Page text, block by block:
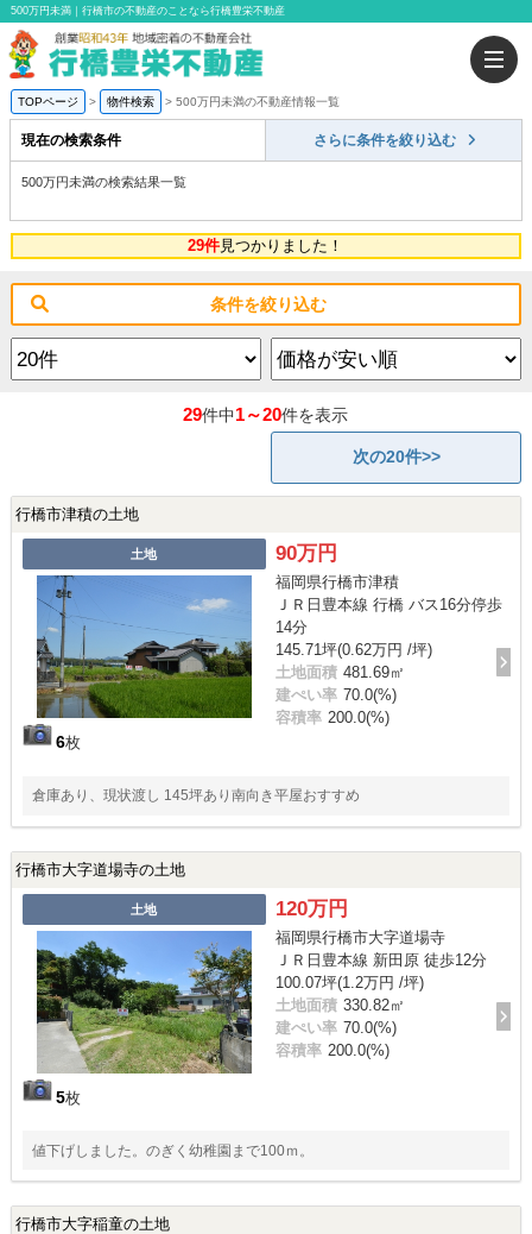
500万円未満｜行橋市の不動産のことなら行橋豊栄不動産
TOPページ 物件検索 500万円未満の不動産情報一覧
現在の検索条件 さらに条件を絞り込む
500万円未満の検索結果一覧
29件見つかりました！
条件を絞り込む
29件中1～20件を表示
次の20件>>
行橋市津積の土地
土地
6枚
90万円
福岡県行橋市津積
ＪＲ日豊本線 行橋 バス16分停歩
14分
145.71坪(0.62万円 /坪)
土地面積 481.69㎡
建ぺい率 70.0(%)
容積率 200.0(%)
倉庫あり、現状渡し 145坪あり南向き平屋おすすめ
行橋市大字道場寺の土地
土地
5枚
120万円
福岡県行橋市大字道場寺
ＪＲ日豊本線 新田原 徒歩12分
100.07坪(1.2万円 /坪)
土地面積 330.82㎡
建ぺい率 70.0(%)
容積率 200.0(%)
値下げしました。のぎく幼稚園まで100ｍ。
行橋市大字稲童の土地